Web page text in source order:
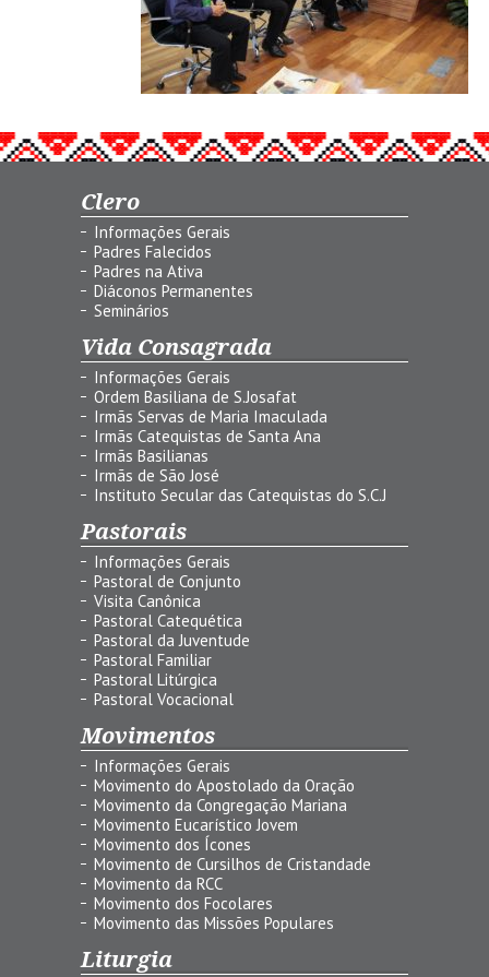
Clero
Informações Gerais
Padres Falecidos
Padres na Ativa
Diáconos Permanentes
Seminários
Vida Consagrada
Informações Gerais
Ordem Basiliana de S.Josafat
Irmãs Servas de Maria Imaculada
Irmãs Catequistas de Santa Ana
Irmãs Basilianas
Irmãs de São José
Instituto Secular das Catequistas do S.C.J
Pastorais
Informações Gerais
Pastoral de Conjunto
Visita Canônica
Pastoral Catequética
Pastoral da Juventude
Pastoral Familiar
Pastoral Litúrgica
Pastoral Vocacional
Movimentos
Informações Gerais
Movimento do Apostolado da Oração
Movimento da Congregação Mariana
Movimento Eucarístico Jovem
Movimento dos Ícones
Movimento de Cursilhos de Cristandade
Movimento da RCC
Movimento dos Focolares
Movimento das Missões Populares
Liturgia